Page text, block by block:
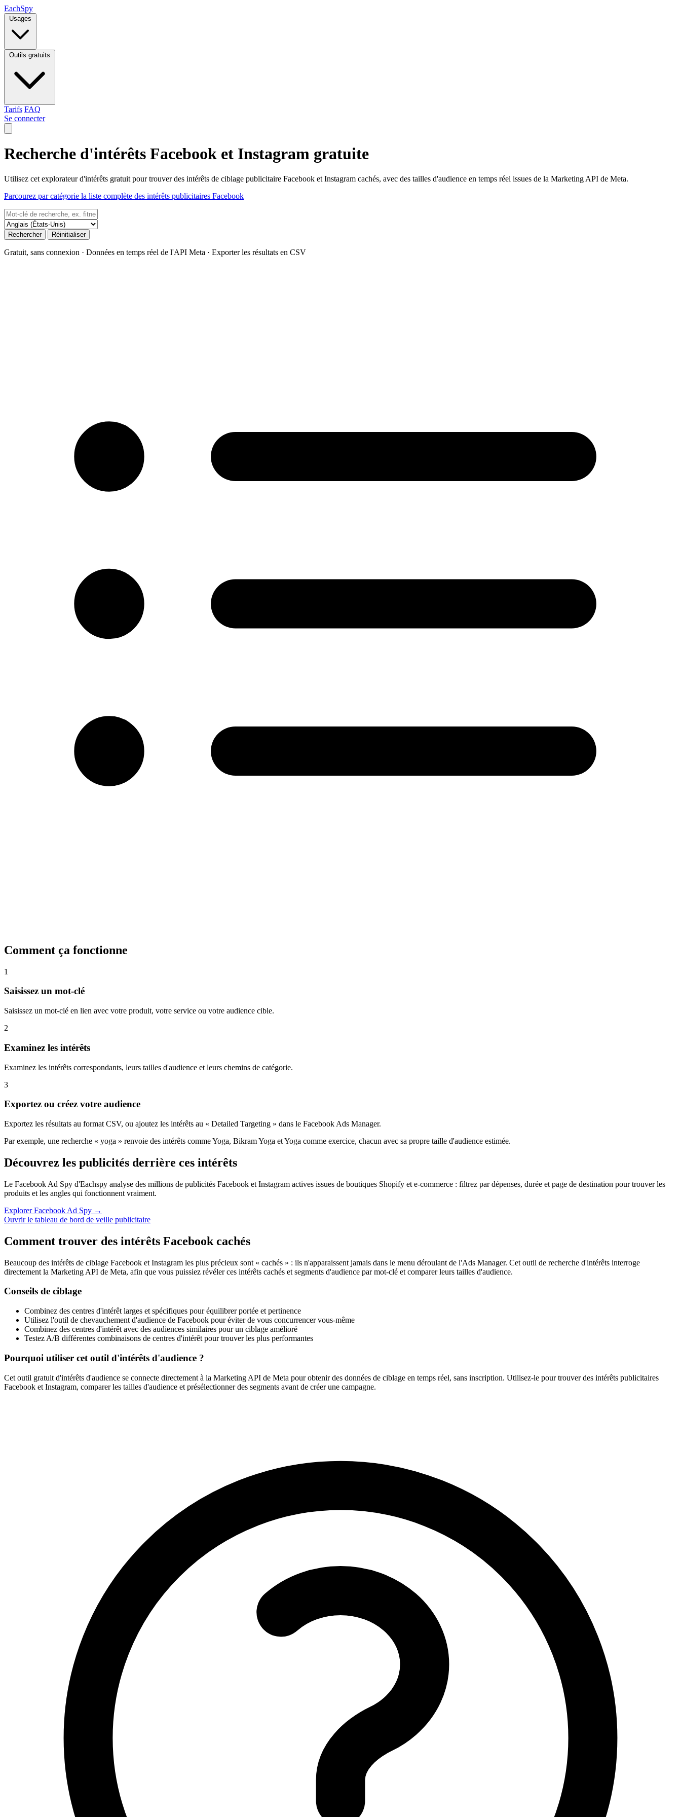
EachSpy
Usages
Outils gratuits
Tarifs FAQ
Se connecter
Recherche d'intérêts Facebook et Instagram gratuite
Utilisez cet explorateur d'intérêts gratuit pour trouver des intérêts de ciblage publicitaire Facebook et Instagram cachés, avec des tailles d'audience en temps réel issues de la Marketing API de Meta.
Parcourez par catégorie la liste complète des intérêts publicitaires Facebook
Rechercher Réinitialiser
Gratuit, sans connexion · Données en temps réel de l'API Meta · Exporter les résultats en CSV
Comment ça fonctionne
1
Saisissez un mot-clé
Saisissez un mot-clé en lien avec votre produit, votre service ou votre audience cible.
2
Examinez les intérêts
Examinez les intérêts correspondants, leurs tailles d'audience et leurs chemins de catégorie.
3
Exportez ou créez votre audience
Exportez les résultats au format CSV, ou ajoutez les intérêts au « Detailed Targeting » dans le Facebook Ads Manager.
Par exemple, une recherche « yoga » renvoie des intérêts comme Yoga, Bikram Yoga et Yoga comme exercice, chacun avec sa propre taille d'audience estimée.
Découvrez les publicités derrière ces intérêts
Le Facebook Ad Spy d'Eachspy analyse des millions de publicités Facebook et Instagram actives issues de boutiques Shopify et e-commerce : filtrez par dépenses, durée et page de destination pour trouver les
produits et les angles qui fonctionnent vraiment.
Explorer Facebook Ad Spy →
Ouvrir le tableau de bord de veille publicitaire
Comment trouver des intérêts Facebook cachés
Beaucoup des intérêts de ciblage Facebook et Instagram les plus précieux sont « cachés » : ils n'apparaissent jamais dans le menu déroulant de l'Ads Manager. Cet outil de recherche d'intérêts interroge
directement la Marketing API de Meta, afin que vous puissiez révéler ces intérêts cachés et segments d'audience par mot-clé et comparer leurs tailles d'audience.
Conseils de ciblage
Combinez des centres d'intérêt larges et spécifiques pour équilibrer portée et pertinence
Utilisez l'outil de chevauchement d'audience de Facebook pour éviter de vous concurrencer vous-même
Combinez des centres d'intérêt avec des audiences similaires pour un ciblage amélioré
Testez A/B différentes combinaisons de centres d'intérêt pour trouver les plus performantes
Pourquoi utiliser cet outil d'intérêts d'audience ?
Cet outil gratuit d'intérêts d'audience se connecte directement à la Marketing API de Meta pour obtenir des données de ciblage en temps réel, sans inscription. Utilisez-le pour trouver des intérêts publicitaires
Facebook et Instagram, comparer les tailles d'audience et présélectionner des segments avant de créer une campagne.